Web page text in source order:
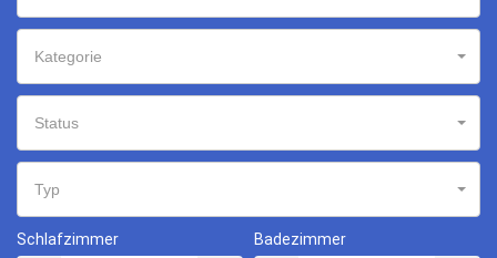
Kategorie
Status
Typ
Schlafzimmer Badezimmer